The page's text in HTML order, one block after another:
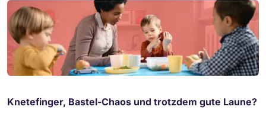
Knetefinger, Bastel-Chaos und trotzdem gute Laune?